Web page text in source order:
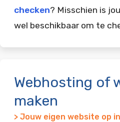
checken? Misschien is
wel beschikbaar om te
Webhosting of
maken
> Jouw eigen website op